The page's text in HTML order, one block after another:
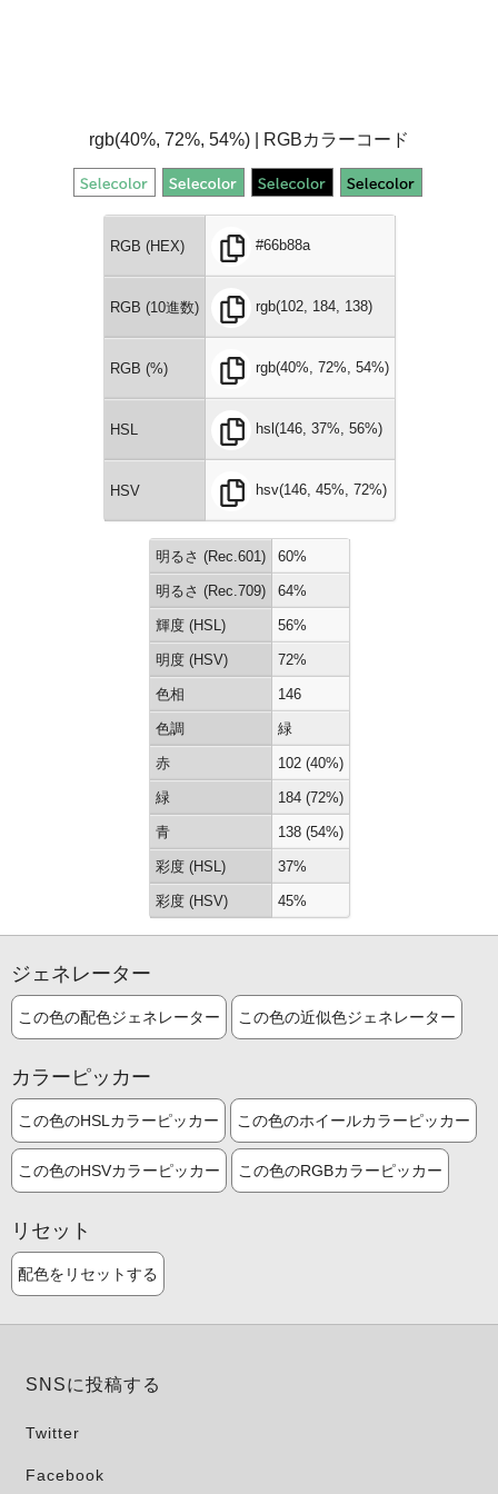
rgb(40%, 72%, 54%) | RGBカラーコード
RGB (HEX) #66b88a
RGB (10進数) rgb(102, 184, 138)
RGB (%) rgb(40%, 72%, 54%)
HSL hsl(146, 37%, 56%)
HSV hsv(146, 45%, 72%)
明るさ (Rec.601) 60%
明るさ (Rec.709) 64%
輝度 (HSL) 56%
明度 (HSV) 72%
色相 146
色調 緑
赤 102 (40%)
緑 184 (72%)
青 138 (54%)
彩度 (HSL) 37%
彩度 (HSV) 45%
ジェネレーター
この色の配色ジェネレーター この色の近似色ジェネレーター
カラーピッカー
この色のHSLカラーピッカー この色のホイールカラーピッカー
この色のHSVカラーピッカー この色のRGBカラーピッカー
リセット
配色をリセットする
SNSに投稿する
Twitter
Facebook